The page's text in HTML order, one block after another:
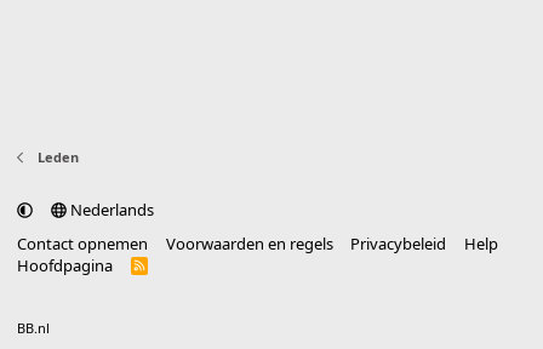
Leden
Nederlands
Contact opnemen
Voorwaarden en regels Privacybeleid
Help
Hoofdpagina
R
BB.nl